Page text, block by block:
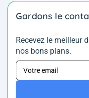
Gardons le
Recevez le meilleur
nos bons plans.